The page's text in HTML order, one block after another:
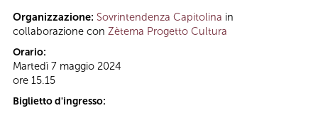
Organizzazione: Sovrintendenza Capitolina in
collaborazione con Zètema Progetto Cultura
Orario:
Martedì 7 maggio 2024
ore 15.15
Biglietto d'ingresso: